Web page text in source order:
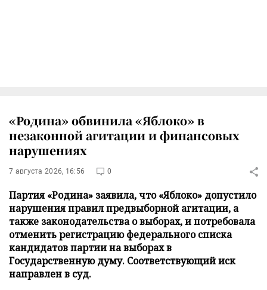
«Родина» обвинила «Яблоко» в
незаконной агитации и финансовых
нарушениях
7 августа 2026, 16:56 0
Партия «Родина» заявила, что «Яблоко» допустило
нарушения правил предвыборной агитации, а
также законодательства о выборах, и потребовала
отменить регистрацию федерального списка
кандидатов партии на выборах в
Государственную думу. Соответствующий иск
направлен в суд.